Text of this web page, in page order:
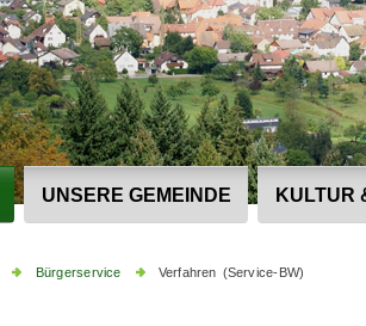
UNSERE GEMEINDE KULTUR
Bürgerservice Verfahren (Service-BW)